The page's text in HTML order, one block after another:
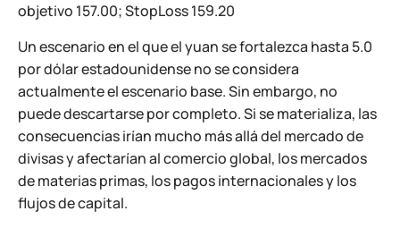
objetivo 157.00; StopLoss 159.20
Un escenario en el que el yuan se fortalezca hasta 5.0
por dólar estadounidense no se considera
actualmente el escenario base. Sin embargo, no
puede descartarse por completo. Si se materializa, las
consecuencias irían mucho más allá del mercado de
divisas y afectarían al comercio global, los mercados
de materias primas, los pagos internacionales y los
flujos de capital.